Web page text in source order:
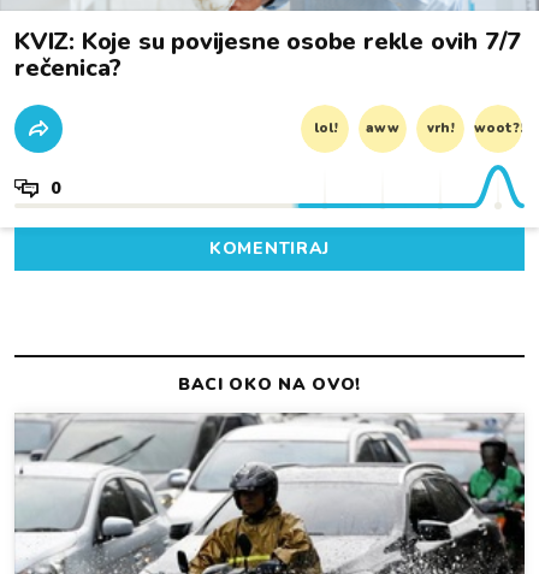
KVIZ: Koje su povijesne osobe rekle ovih 7/7
rečenica?
lol! aww vrh! woot?!
0
KOMENTIRAJ